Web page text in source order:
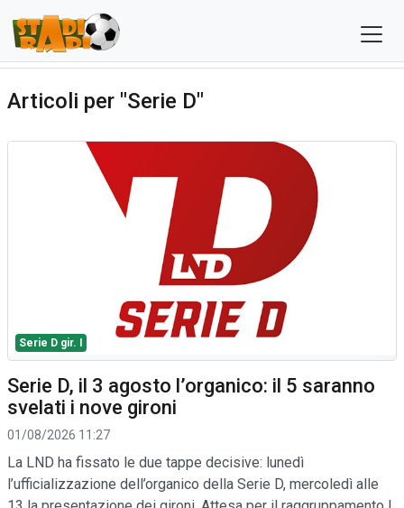
Articoli per "Serie D"
Serie D gir. I
Serie D, il 3 agosto l’organico: il 5 saranno
svelati i nove gironi
01/08/2026 11:27
La LND ha fissato le due tappe decisive: lunedì
l’ufficializzazione dell’organico della Serie D, mercoledì alle